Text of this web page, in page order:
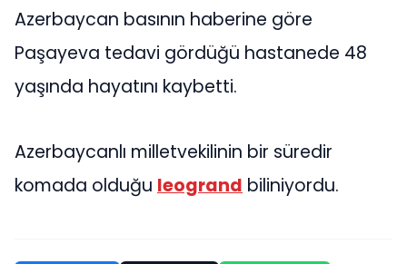
Azerbaycan basının haberine göre
Paşayeva tedavi gördüğü hastanede 48
yaşında hayatını kaybetti.
Azerbaycanlı milletvekilinin bir süredir
komada olduğu leogrand biliniyordu.